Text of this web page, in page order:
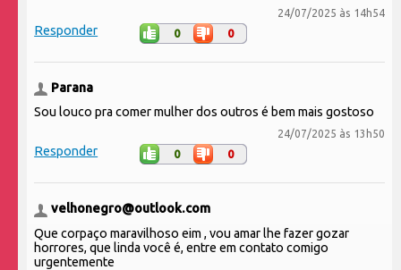
24/07/2025 às 14h54
Responder 0 0
Parana
Sou louco pra comer mulher dos outros é bem mais gostoso
24/07/2025 às 13h50
Responder 0 0
velhonegro@outlook.com
Que corpaço maravilhoso eim , vou amar lhe fazer gozar
horrores, que linda você é, entre em contato comigo
urgentemente